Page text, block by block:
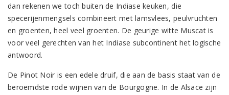
dan rekenen we toch buiten de Indiase keuken, die
specerijenmengsels combineert met lamsvlees, peulvruchten
en groenten, heel veel groenten. De geurige witte Muscat is
voor veel gerechten van het Indiase subcontinent het logische
antwoord.
De Pinot Noir is een edele druif, die aan de basis staat van de
beroemdste rode wijnen van de Bourgogne. In de Alsace zijn